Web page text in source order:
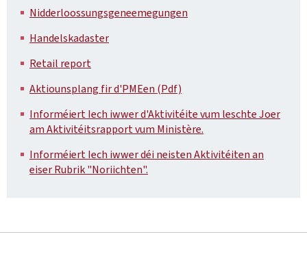
Nidderloossungsgeneemegungen
Handelskadaster
Retail report
Aktiounsplang fir d'PMEen (Pdf)
Informéiert Iech iwwer d'Aktivitéite vum leschte Joer
am Aktivitéitsrapport vum Ministère.
Informéiert Iech iwwer déi neisten Aktivitéiten an
eiser Rubrik "Noriichten".